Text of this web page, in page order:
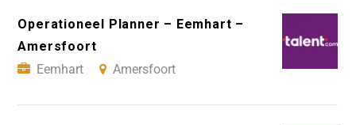
Operationeel Planner – Eemhart –
Amersfoort
Eemhart
Amersfoort